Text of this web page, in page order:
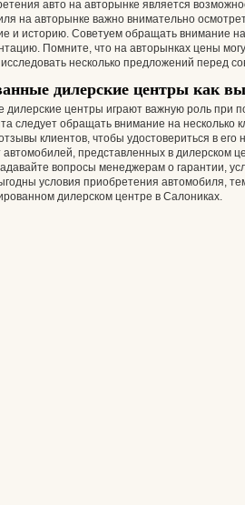
авто на авторынке является
на авторынке важно внимательно
и историю. Советуем обращать внимание
Помните, что на авторынках цены
несколько предложений перед
дилерские центры как
центры играют важную роль при
следует обращать внимание на несколько
клиентов, чтобы удостовериться в
представленных в дилерском
вопросы менеджерам о гарантии,
условия приобретения автомобиля,
дилерском центре в Салониках.